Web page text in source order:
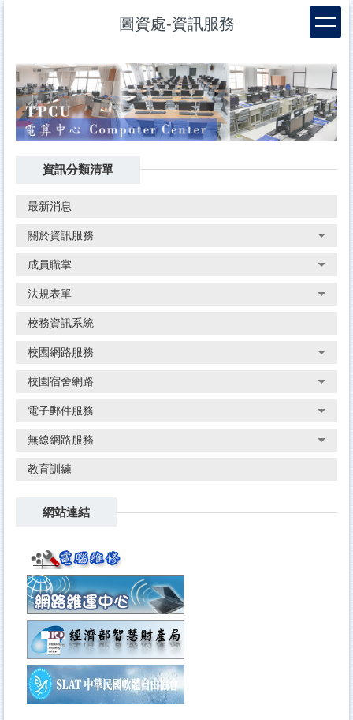
內
容
區
圖資處-資訊服務
資訊分類清單
最新消息
關於資訊服務
成員職掌
法規表單
校務資訊系統
校園網路服務
校園宿舍網路
電子郵件服務
無線網路服務
教育訓練
網站連結